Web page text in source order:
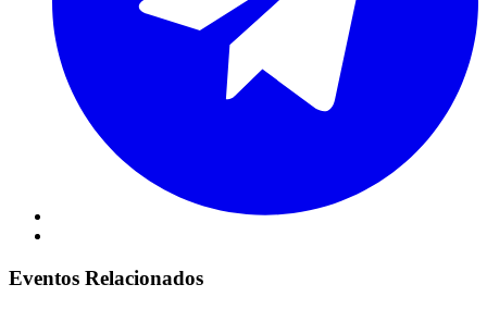
Eventos Relacionados